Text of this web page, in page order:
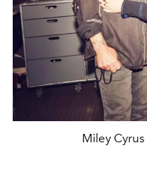
Miley Cyrus